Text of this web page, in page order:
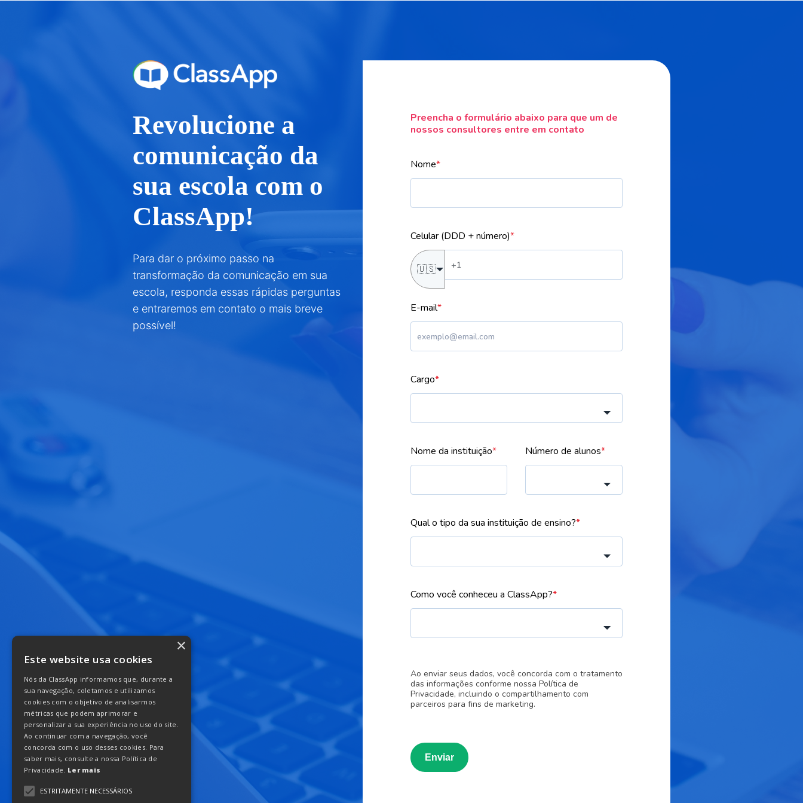
Revolucione a
comunicação da
sua escola com o
ClassApp!
Para dar o próximo passo na
transformação da comunicação em sua
escola, responda essas rápidas perguntas
e entraremos em contato o mais breve
possível!
Preencha o formulário abaixo para que um de
nossos consultores entre em contato
Nome*
Celular (DDD + número)*
🇺🇸
E-mail*
Cargo*
Nome da instituição* Número de alunos*
Qual o tipo da sua instituição de ensino?*
Como você conheceu a ClassApp?*
Ao enviar seus dados, você concorda com o tratamento
das informações conforme nossa Política de
Privacidade, incluindo o compartilhamento com
parceiros para fins de marketing.
Enviar
×
Este website usa cookies
Nós da ClassApp informamos que, durante a
sua navegação, coletamos e utilizamos
cookies com o objetivo de analisarmos
métricas que podem aprimorar e
personalizar a sua experiência no uso do site.
Ao continuar com a navegação, você
concorda com o uso desses cookies. Para
saber mais, consulte a nossa Política de
Privacidade. Ler mais
ESTRITAMENTE NECESSÁRIOS